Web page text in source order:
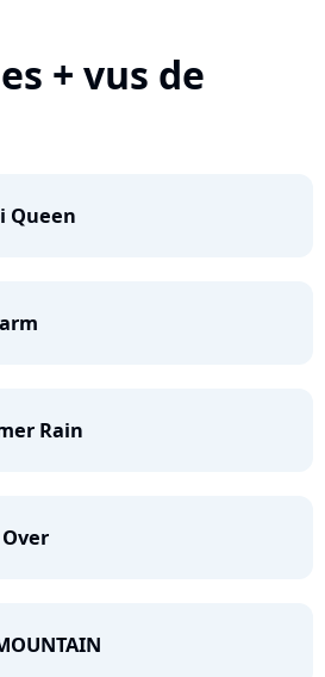
+ vus de
Queen
Rain